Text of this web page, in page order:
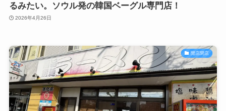
るみたい。ソウル発の韓国ベーグル専門店！
2026年4月26日
開店閉店